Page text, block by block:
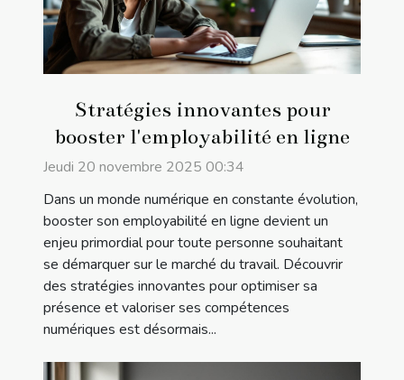
Stratégies innovantes pour
booster l'employabilité en ligne
Jeudi 20 novembre 2025 00:34
Dans un monde numérique en constante évolution,
booster son employabilité en ligne devient un
enjeu primordial pour toute personne souhaitant
se démarquer sur le marché du travail. Découvrir
des stratégies innovantes pour optimiser sa
présence et valoriser ses compétences
numériques est désormais...